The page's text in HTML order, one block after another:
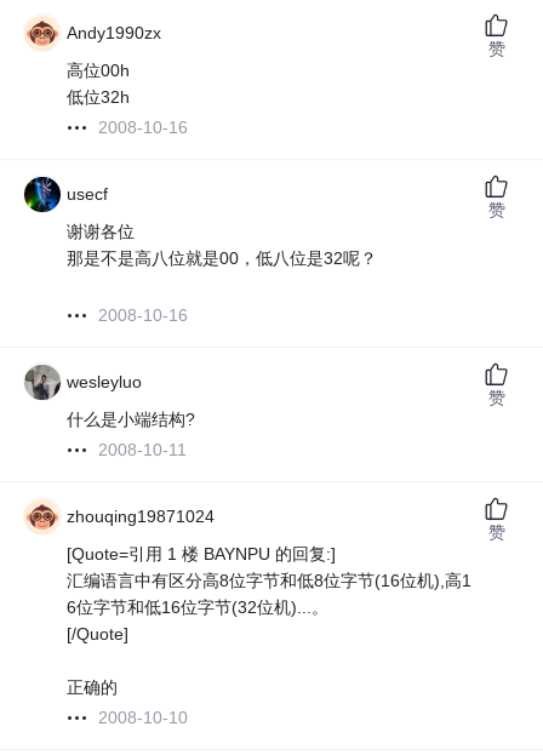
Andy1990zx
高位00h
低位32h
2008-10-16
赞
usecf
谢谢各位
那是不是高八位就是00，低八位是32呢？
2008-10-16
赞
wesleyluo
什么是小端结构?
2008-10-11
赞
zhouqing19871024
[Quote=引用 1 楼 BAYNPU 的回复:]
汇编语言中有区分高8位字节和低8位字节(16位机),高1
6位字节和低16位字节(32位机)...。
[/Quote]
正确的
2008-10-10
赞